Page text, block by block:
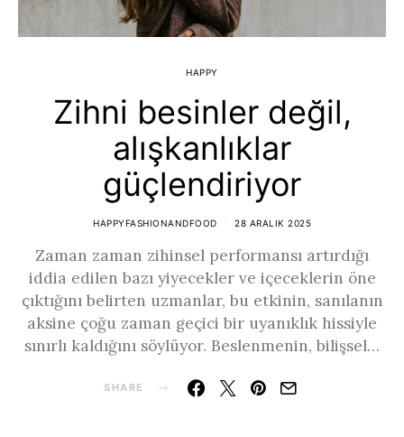
HAPPY
Zihni besinler değil,
alışkanlıklar
güçlendiriyor
HAPPYFASHIONANDFOOD 28 ARALIK 2025
Zaman zaman zihinsel performansı artırdığı
iddia edilen bazı yiyecekler ve içeceklerin öne
çıktığını belirten uzmanlar, bu etkinin, sanılanın
aksine çoğu zaman geçici bir uyanıklık hissiyle
sınırlı kaldığını söylüyor. Beslenmenin, bilişsel…
SHARE